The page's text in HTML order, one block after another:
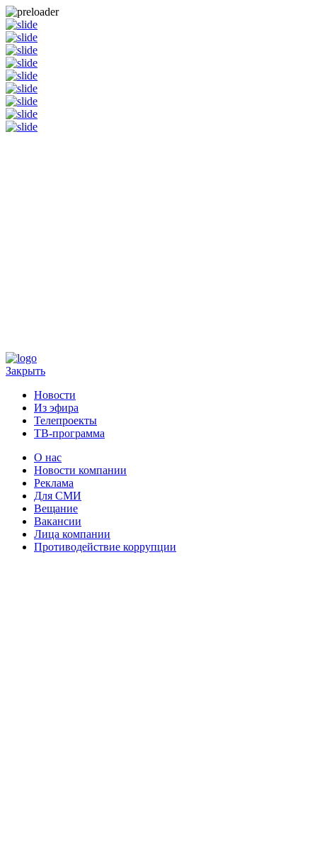
Закрыть
Новости
Из эфира
Телепроекты
ТВ-программа
О нас
Новости компании
Реклама
Для СМИ
Вещание
Вакансии
Лица компании
Противодействие коррупции